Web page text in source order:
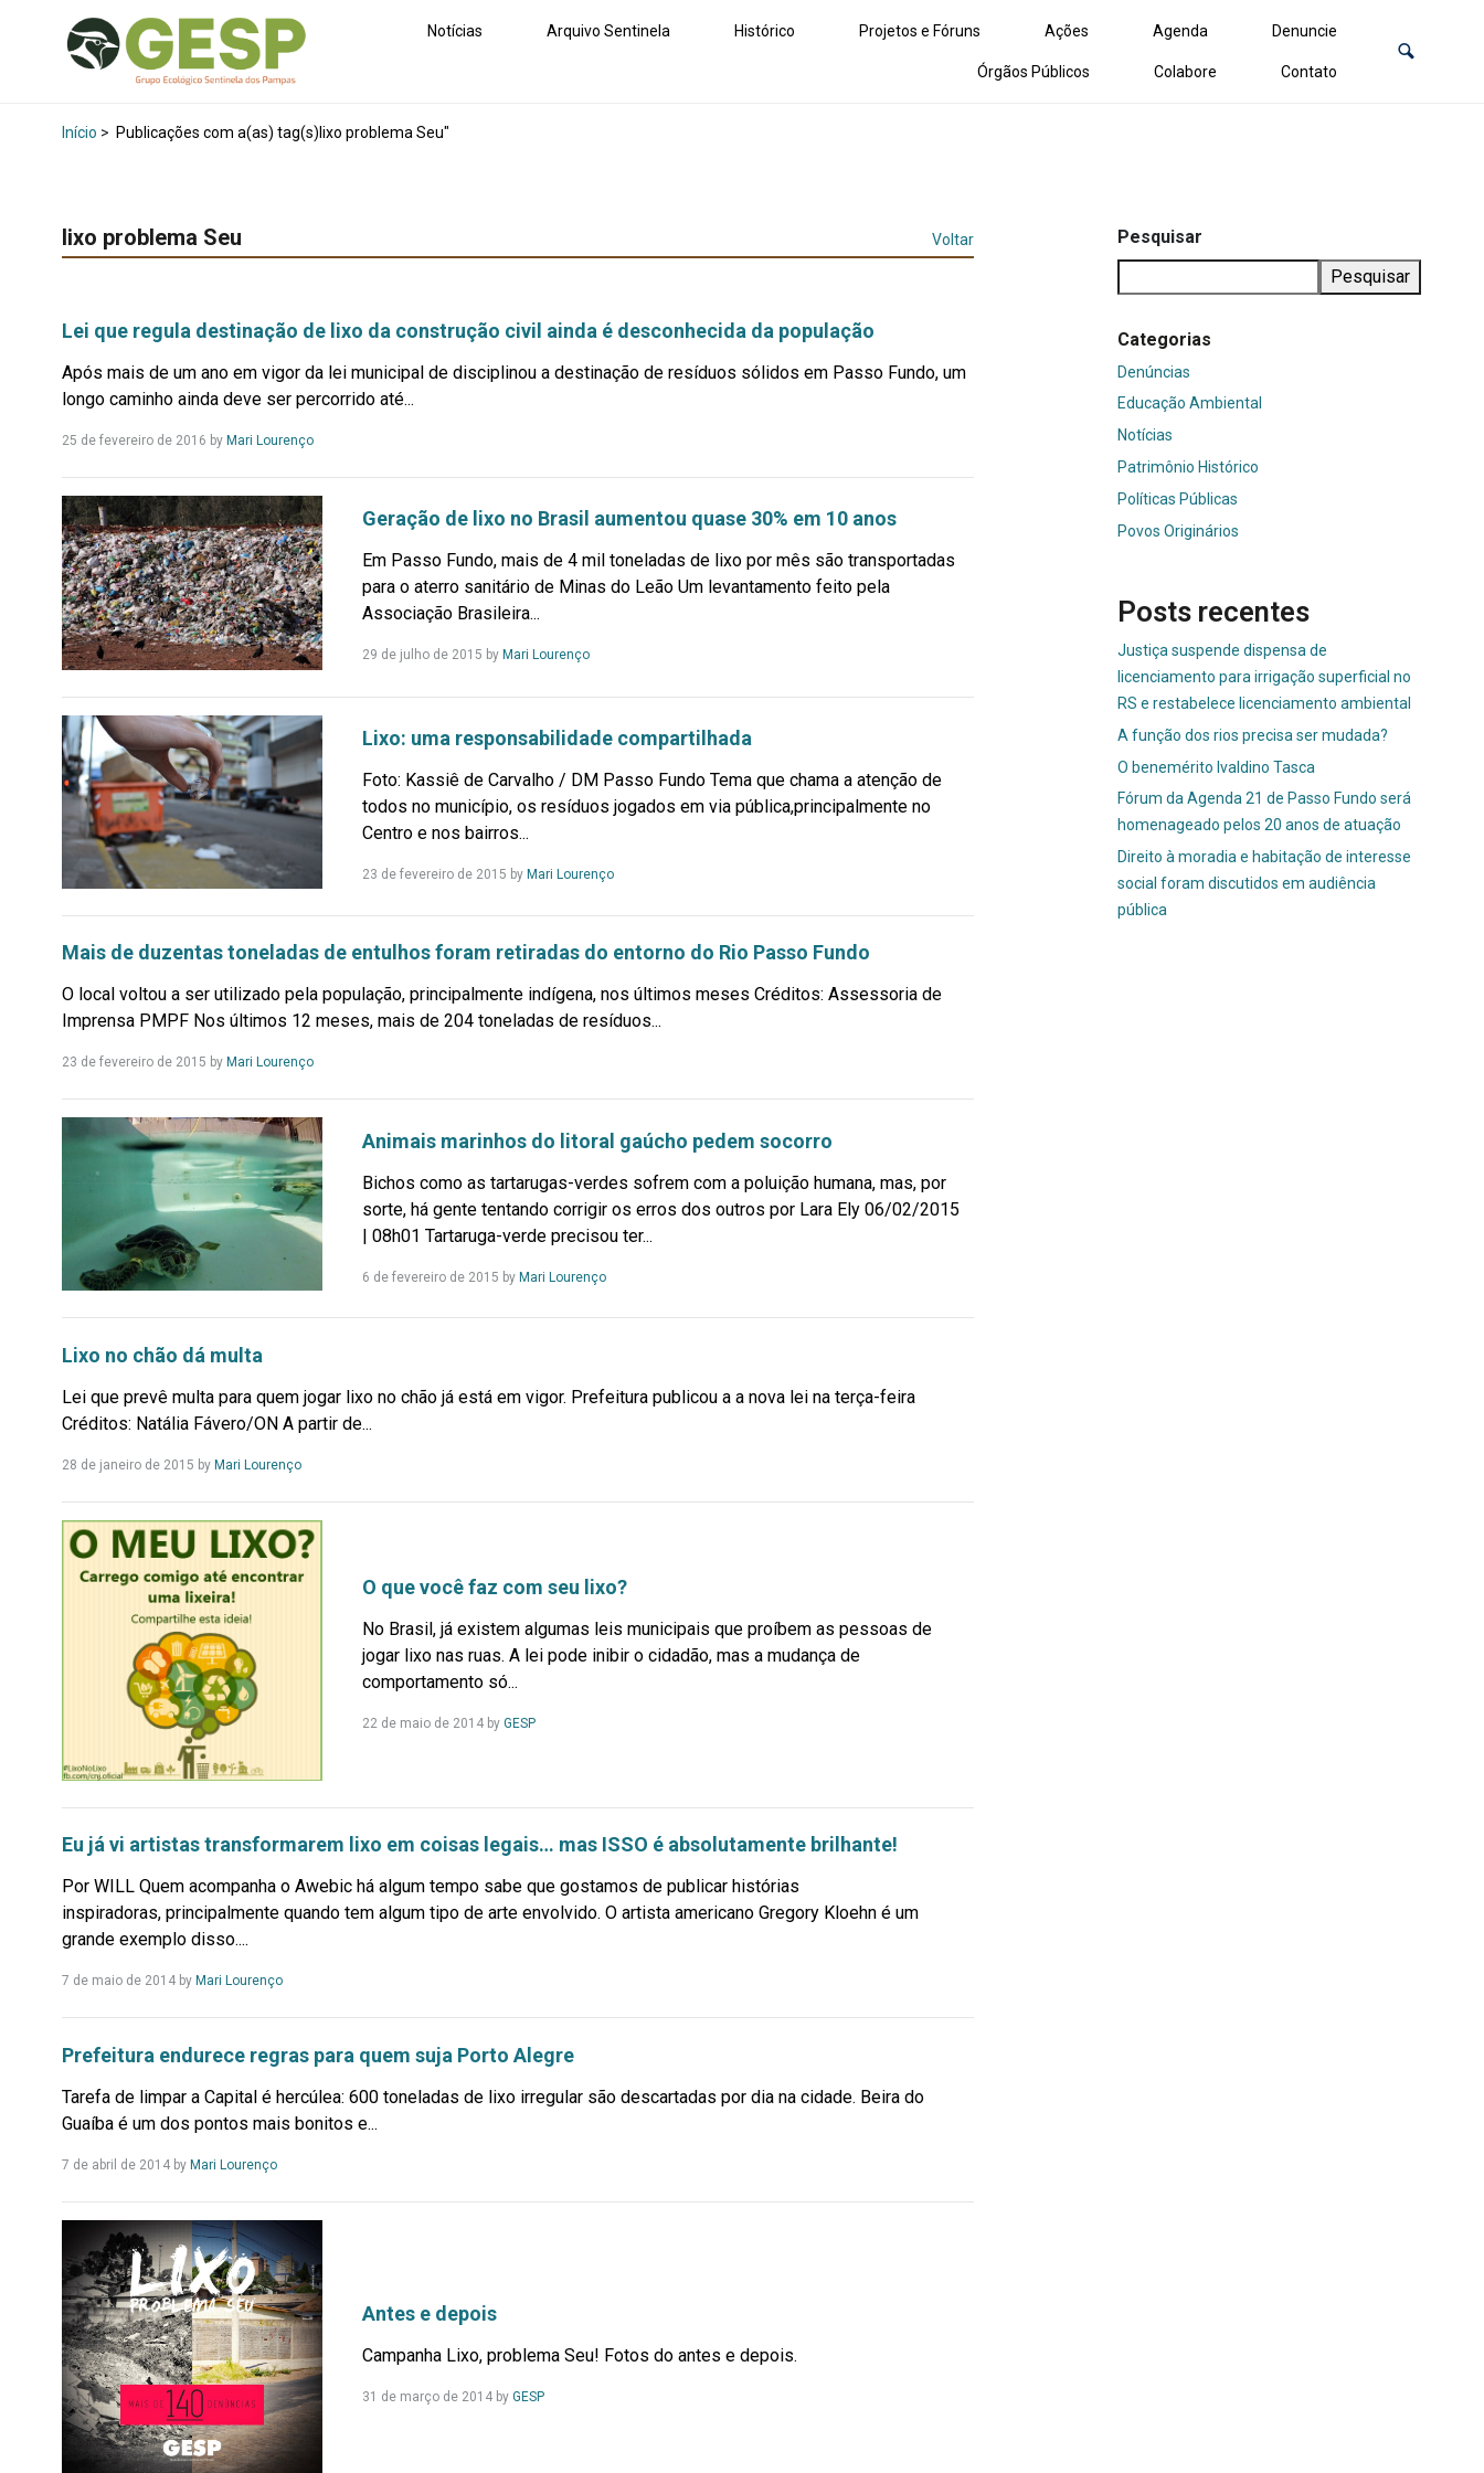
Notícias Arquivo Sentinela Histórico Projetos e Fóruns Ações Agenda Denuncie
Órgãos Públicos Colabore Contato
Início > Publicações com a(as) tag(s)lixo problema Seu"
lixo problema Seu Voltar
Lei que regula destinação de lixo da construção civil ainda é desconhecida da população
Após mais de um ano em vigor da lei municipal de disciplinou a destinação de resíduos sólidos em Passo Fundo, um
longo caminho ainda deve ser percorrido até...
25 de fevereiro de 2016 by Mari LourençoLeia
Geração de lixo no Brasil aumentou quase 30% em 10 anos
Em Passo Fundo, mais de 4 mil toneladas de lixo por mês são transportadas
para o aterro sanitário de Minas do Leão Um levantamento feito pela
Associação Brasileira...
29 de julho de 2015 by Mari LourençoLeia
Lixo: uma responsabilidade compartilhada
Foto: Kassiê de Carvalho / DM Passo Fundo Tema que chama a atenção de
todos no município, os resíduos jogados em via pública,principalmente no
Centro e nos bairros...
23 de fevereiro de 2015 by Mari LourençoLeia
Mais de duzentas toneladas de entulhos foram retiradas do entorno do Rio Passo Fundo
O local voltou a ser utilizado pela população, principalmente indígena, nos últimos meses Créditos: Assessoria de
Imprensa PMPF Nos últimos 12 meses, mais de 204 toneladas de resíduos...
23 de fevereiro de 2015 by Mari LourençoLeia
Animais marinhos do litoral gaúcho pedem socorro
Bichos como as tartarugas-verdes sofrem com a poluição humana, mas, por
sorte, há gente tentando corrigir os erros dos outros por Lara Ely 06/02/2015
| 08h01 Tartaruga-verde precisou ter...
6 de fevereiro de 2015 by Mari LourençoLeia
Lixo no chão dá multa
Lei que prevê multa para quem jogar lixo no chão já está em vigor. Prefeitura publicou a a nova lei na terça-feira
Créditos: Natália Fávero/ON A partir de...
28 de janeiro de 2015 by Mari LourençoLeia
O que você faz com seu lixo?
No Brasil, já existem algumas leis municipais que proíbem as pessoas de
jogar lixo nas ruas. A lei pode inibir o cidadão, mas a mudança de
comportamento só...
22 de maio de 2014by GESPLeia
Eu já vi artistas transformarem lixo em coisas legais… mas ISSO é absolutamente brilhante!
Por WILL Quem acompanha o Awebic há algum tempo sabe que gostamos de publicar histórias
inspiradoras, principalmente quando tem algum tipo de arte envolvido. O artista americano Gregory Kloehn é um
grande exemplo disso....
7 de maio de 2014 by Mari LourençoLeia
Prefeitura endurece regras para quem suja Porto Alegre
Tarefa de limpar a Capital é hercúlea: 600 toneladas de lixo irregular são descartadas por dia na cidade. Beira do
Guaíba é um dos pontos mais bonitos e...
7 de abril de 2014 by Mari LourençoLeia
Antes e depois
Campanha Lixo, problema Seu! Fotos do antes e depois.
31 de março de 2014by GESPLeia
Pesquisar
Pesquisar
Categorias
Denúncias
Educação Ambiental
Notícias
Patrimônio Histórico
Políticas Públicas
Povos Originários
Posts recentes
Justiça suspende dispensa de
licenciamento para irrigação superficial no
RS e restabelece licenciamento ambiental
A função dos rios precisa ser mudada?
O benemérito Ivaldino Tasca
Fórum da Agenda 21 de Passo Fundo será
homenageado pelos 20 anos de atuação
Direito à moradia e habitação de interesse
social foram discutidos em audiência
pública